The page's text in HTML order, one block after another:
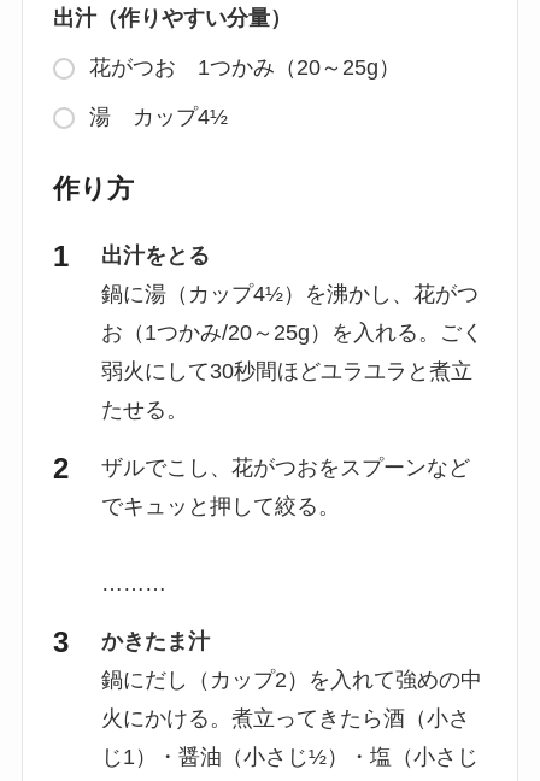
出汁（作りやすい分量）
花がつお 1つかみ（20～25g）
湯 カップ4½
作り方
出汁をとる
鍋に湯（カップ4½）を沸かし、花がつ
お（1つかみ/20～25g）を入れる。ごく
弱火にして30秒間ほどユラユラと煮立
たせる。
ザルでこし、花がつおをスプーンなど
でキュッと押して絞る。
………
かきたま汁
鍋にだし（カップ2）を入れて強めの中
火にかける。煮立ってきたら酒（小さ
じ1）・醤油（小さじ½）・塩（小さじ